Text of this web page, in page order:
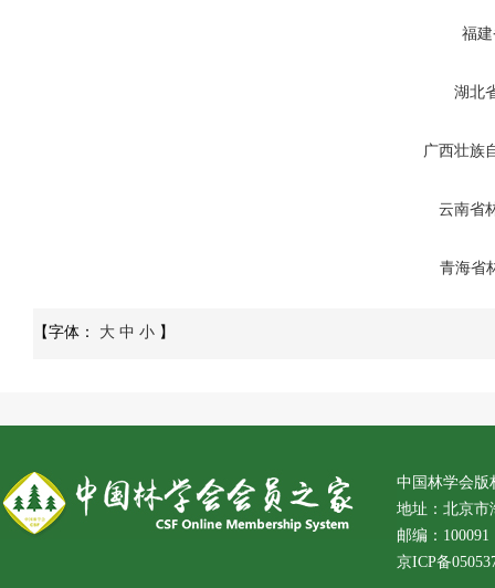
福
湖北
广西壮族
云南省
青海省
【字体： 大 中 小 】
中国林学会版
地址：北京市
邮编：100091
京ICP备